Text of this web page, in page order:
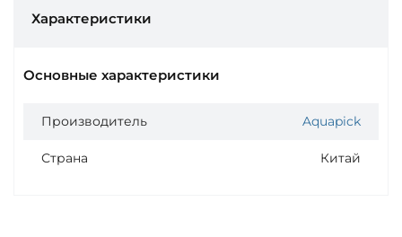
Характеристики
Основные характеристики
Производитель Aquapick
Страна Китай